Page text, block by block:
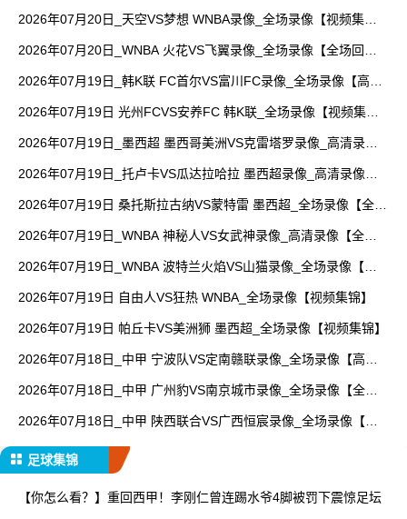
2026年07月20日_天空VS梦想 WNBA录像_全场录像【视频集
2026年07月20日_WNBA 火花VS飞翼录像_全场录像【全场回
2026年07月19日_韩K联 FC首尔VS富川FC录像_全场录像【高清
2026年07月19日 光州FCVS安养FC 韩K联_全场录像【视频集
2026年07月19日_墨西超 墨西哥美洲VS克雷塔罗录像_高清录像
2026年07月19日_托卢卡VS瓜达拉哈拉 墨西超录像_高清录像
2026年07月19日 桑托斯拉古纳VS蒙特雷 墨西超_全场录像【全场
2026年07月19日_WNBA 神秘人VS女武神录像_高清录像【全场
2026年07月19日_WNBA 波特兰火焰VS山猫录像_全场录像【高
2026年07月19日 自由人VS狂热 WNBA_全场录像【视频集锦】
2026年07月19日 帕丘卡VS美洲狮 墨西超_全场录像【视频集锦】
2026年07月18日_中甲 宁波队VS定南赣联录像_全场录像【高清
2026年07月18日_中甲 广州豹VS南京城市录像_全场录像【全场
2026年07月18日_中甲 陕西联合VS广西恒宸录像_全场录像【视
足球集锦
【你怎么看？】重回西甲！李刚仁曾连踢水爷4脚被罚下震惊足坛